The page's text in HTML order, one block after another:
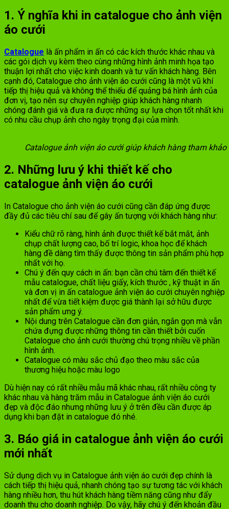
1. Ý nghĩa khi in catalogue cho ảnh viện
áo cưới
Catalogue là ấn phẩm in ấn có các kích thước khác nhau và
các gói dịch vụ kèm theo cùng những hình ảnh minh họa tạo
thuận lợi nhất cho việc kinh doanh và tư vấn khách hàng. Bên
cạnh đó, Catalogue cho ảnh viện áo cưới cũng là một vũ khí
tiếp thị hiệu quả và không thể thiếu để quảng bá hình ảnh của
đơn vị, tạo nên sự chuyên nghiệp giúp khách hàng nhanh
chóng đánh giá và đưa ra được những sự lựa chọn tốt nhất khi
có nhu cầu chụp ảnh cho ngày trọng đại của mình.
Catalogue ảnh viện áo cưới giúp khách hàng tham
2. Những lưu ý khi thiết kế cho
catalogue ảnh viện áo cưới
In Catalogue cho ảnh viện áo cưới cũng cần đáp ứng được
đầy đủ các tiêu chí sau để gây ấn tượng với khách hàng như:
Kiểu chữ rõ ràng, hình ảnh được thiết kế bắt mắt, ảnh
chụp chất lượng cao, bố trí logic, khoa học để khách
hàng đề dàng tìm thấy được thông tin sản phẩm phù hợp
nhất với họ.
Chú ý đến quy cách in ấn: bạn cần chú tâm đến thiết kế
mẫu catalogue, chất liệu giấy, kích thước , kỹ thuật in ấn
và đơn vị in ấn catalogue ảnh viện áo cưới chuyên nghiệp
nhất để vừa tiết kiệm được giá thành lại sở hữu được
sản phẩm ưng ý.
Nội dung trên Catalogue cần đơn giản, ngắn gọn mà vẫn
chứa đựng được những thông tin cần thiết bởi cuốn
Catalogue cho ảnh cưới thường chú trọng nhiều về phần
hình ảnh.
Catalogue có màu sắc chủ đạo theo màu sắc của
thương hiệu hoặc màu logo
Dù hiện nay có rất nhiều mẫu mã khác nhau, rất nhiều công ty
khác nhau và hàng trăm mẫu in Catalogue ảnh viện áo cưới
đẹp và độc đáo nhưng những lưu ý ở trên đều cần được áp
dụng khi bạn đặt in catalogue đó nhé.
3. Báo giá in catalogue ảnh viện áo cưới
mới nhất
Sử dụng dịch vụ in Catalogue ảnh viện áo cưới đẹp chính là
cách tiếp thị hiệu quả, nhanh chóng tạo sự tương tác với khách
hàng nhiều hơn, thu hút khách hàng tiềm năng cũng như đẩy
doanh thu cho doanh nghiệp. Do vậy, hãy chú ý đến khoản đầu